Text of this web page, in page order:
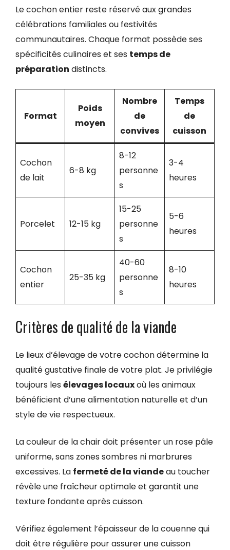
Le cochon entier reste réservé aux grandes
célébrations familiales ou festivités
communautaires. Chaque format possède ses
spécificités culinaires et ses temps de
préparation distincts.
Format
Poids
moyen
Nombre
de
convives
Temps
de
cuisson
Cochon
de lait
6-8 kg
8-12
personne
s
3-4
heures
Porcelet 12-15 kg
15-25
personne
s
5-6
heures
Cochon
entier
25-35 kg
40-60
personne
s
8-10
heures
Critères de qualité de la viande
Le lieux d’élevage de votre cochon détermine la
qualité gustative finale de votre plat. Je privilégie
toujours les élevages locauxoù les animaux
bénéficient d’une alimentation naturelle et d’un
style de vie respectueux.
La couleur de la chair doit présenter un rose pâle
uniforme, sans zones sombres ni marbrures
excessives. La fermeté de la viandeau toucher
révèle une fraîcheur optimale et garantit une
texture fondante après cuisson.
Vérifiez également l’épaisseur de la couenne qui
doit être régulière pour assurer une cuisson